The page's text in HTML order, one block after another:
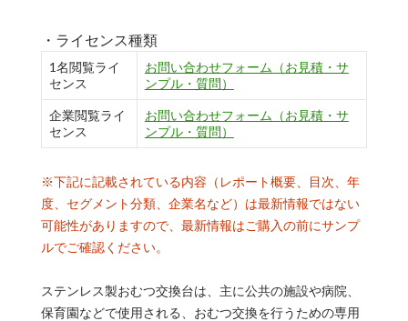
・ライセンス種類
1名閲覧ライ
センス
お問い合わせフォーム（お見積・サ
ンプル・質問）
企業閲覧ライ
センス
お問い合わせフォーム（お見積・サ
ンプル・質問）
※下記に記載されている内容（レポート概要、目次、年
度、セグメント分類、企業名など）は最新情報ではない
可能性がありますので、最新情報はご購入の前にサンプ
ルでご確認ください。
ステンレス製おむつ交換台は、主に公共の施設や病院、
保育園などで使用される、おむつ交換を行うための専用